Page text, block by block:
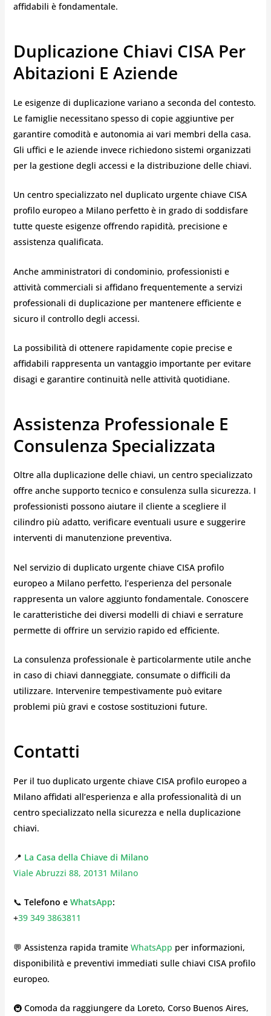
affidabili è fondamentale.
Duplicazione Chiavi CISA Per
Abitazioni E Aziende
Le esigenze di duplicazione variano a seconda del contesto.
Le famiglie necessitano spesso di copie aggiuntive per
garantire comodità e autonomia ai vari membri della casa.
Gli uffici e le aziende invece richiedono sistemi organizzati
per la gestione degli accessi e la distribuzione delle chiavi.
Un centro specializzato nel duplicato urgente chiave CISA
profilo europeo a Milano perfetto è in grado di soddisfare
tutte queste esigenze offrendo rapidità, precisione e
assistenza qualificata.
Anche amministratori di condominio, professionisti e
attività commerciali si affidano frequentemente a servizi
professionali di duplicazione per mantenere efficiente e
sicuro il controllo degli accessi.
La possibilità di ottenere rapidamente copie precise e
affidabili rappresenta un vantaggio importante per evitare
disagi e garantire continuità nelle attività quotidiane.
Assistenza Professionale E
Consulenza Specializzata
Oltre alla duplicazione delle chiavi, un centro specializzato
offre anche supporto tecnico e consulenza sulla sicurezza. I
professionisti possono aiutare il cliente a scegliere il
cilindro più adatto, verificare eventuali usure e suggerire
interventi di manutenzione preventiva.
Nel servizio di duplicato urgente chiave CISA profilo
europeo a Milano perfetto, l’esperienza del personale
rappresenta un valore aggiunto fondamentale. Conoscere
le caratteristiche dei diversi modelli di chiavi e serrature
permette di offrire un servizio rapido ed efficiente.
La consulenza professionale è particolarmente utile anche
in caso di chiavi danneggiate, consumate o difficili da
utilizzare. Intervenire tempestivamente può evitare
problemi più gravi e costose sostituzioni future.
Contatti
Per il tuo duplicato urgente chiave CISA profilo europeo a
Milano affidati all’esperienza e alla professionalità di un
centro specializzato nella sicurezza e nella duplicazione
chiavi.
📍 La Casa della Chiave di Milano
Viale Abruzzi 88, 20131 Milano
📞 Telefono e WhatsApp:
+39 349 3863811
💬 Assistenza rapida tramiteWhatsApp per informazioni,
disponibilità e preventivi immediati sulle chiavi CISA profilo
europeo.
🚇 Comoda da raggiungere da Loreto, Corso Buenos Aires,